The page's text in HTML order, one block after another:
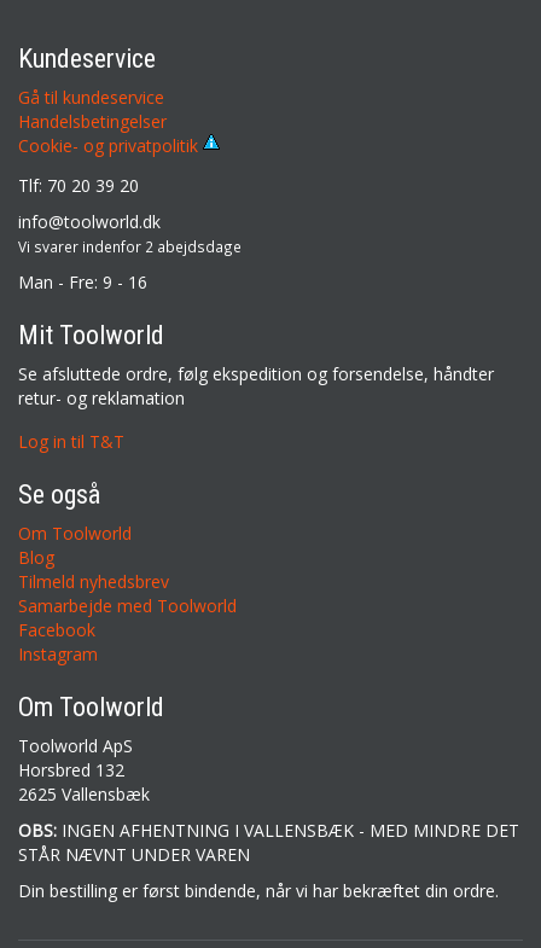
Kundeservice
Gå til kundeservice
Handelsbetingelser
Cookie- og privatpolitik
Tlf: 70 20 39 20
info@toolworld.dk
Vi svarer indenfor 2 abejdsdage
Man - Fre: 9 - 16
Mit Toolworld
Se afsluttede ordre, følg ekspedition og forsendelse, håndter
retur- og reklamation
Log in til T&T
Se også
Om Toolworld
Blog
Tilmeld nyhedsbrev
Samarbejde med Toolworld
Facebook
Instagram
Om Toolworld
Toolworld ApS
Horsbred 132
2625 Vallensbæk
OBS: INGEN AFHENTNING I VALLENSBÆK - MED MINDRE DET
STÅR NÆVNT UNDER VAREN
Din bestilling er først bindende, når vi har bekræftet din ordre.